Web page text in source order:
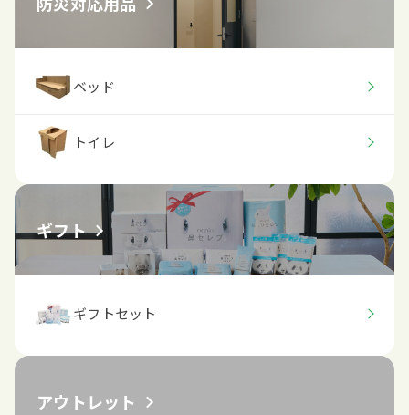
ベッド
トイレ
ギフト
ギフトセット
アウトレット